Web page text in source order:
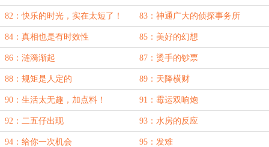
82：快乐的时光，实在太短了！ 83：神通广大的侦探事务所
84：真相也是有时效性 85：美好的幻想
86：涟漪渐起 87：烫手的钞票
88：规矩是人定的 89：天降横财
90：生活太无趣，加点料！ 91：霉运双响炮
92：二五仔出现 93：水房的反应
94：给你一次机会 95：发难